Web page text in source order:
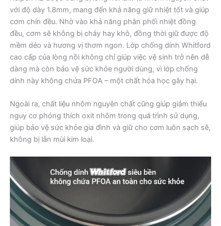
với độ dày 1.8mm, mang đến khả năng giữ nhiệt tốt và giúp
cơm chín đều. Nhờ vào khả năng phân phối nhiệt đồng
đều, cơm sẽ không bị cháy hay khô, đồng thời giữ được độ
mềm dẻo và hương vị thơm ngon. Lớp chống dính Whitford
cao cấp của lòng nồi không chỉ giúp việc vệ sinh trở nên dễ
dàng mà còn bảo vệ sức khỏe người dùng, vì lớp chống
dính này không chứa PFOA – một chất hóa học gây hại.
Ngoài ra, chất liệu nhôm nguyên chất cũng giúp giảm thiểu
nguy cơ phóng thích oxit nhôm trong quá trình sử dụng,
giúp bảo vệ sức khỏe gia đình và giữ cho cơm luôn sạch sẽ,
không bị lẫn mùi kim loại.